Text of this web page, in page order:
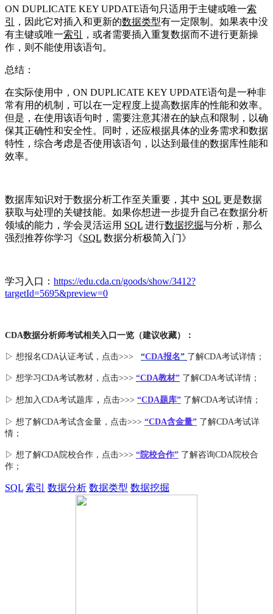
ON DUPLICATE KEY UPDATE语句只适用于主键或唯一索
引
，因此它对插入和更新的数据类型有一定限制。如果表中没
有主键或唯一索引
，或者需要插入重复数据而不进行更新操
作，则不能使用该语句。
总结：
在实际使用中，ON DUPLICATE KEY UPDATE语句是一种非
常有用的机制，可以在一定程度上提高数据库的性能和效率。
但是，在使用该语句时，需要注意其潜在的缺点和限制，以确
保其正确性和安全性。同时，还应根据具体的业务需求和数据
特性，综合考虑是否使用该语句，以达到最佳的数据库性能和
效率。
数据库知识对于数据分析工作至关重要，其中 SQL 更是数据
获取与处理的关键技能。如果你想进一步提升自己在数据分析
领域的能力，学会灵活运用 SQL 进行数据挖掘与分析，那么
强烈推荐你学习《SQL 数据分析极简入门》
学习入口： https://edu.cda.cn/goods/show/3412?
targetId=5695&preview=0
CDA数据分析师考试相关入口一览（建议收藏）：
▷ 想报名CDA认证考试，点击>>> “CDA报名” 了解CDA考试详情；
▷ 想学习CDA考试教材，点击>>> “CDA教材” 了解CDA考试详情；
▷ 想加入CDA考试题库 ， 点击>>> “CDA题库” 了解CDA考试详情；
▷ 想了解CDA考试含金量 ，点击>>> “CDA含金量” 了解CDA考试详
情；
▷ 想了解CDA院校合作 ，点击>>> “院校合作” 了解咨询CDA院校合
作；
SQL 索引 数据分析 数据类型 数据挖掘